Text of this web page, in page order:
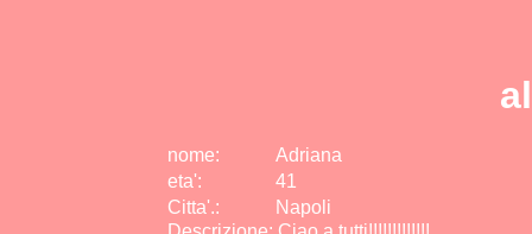
nome:
Adriana
eta':
41
Citta'.:
Napoli